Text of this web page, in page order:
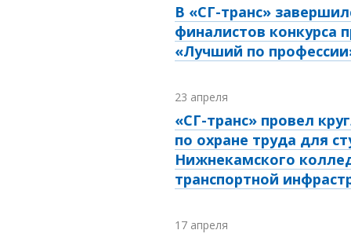
В «СГ-транс»
финалистов конкурса
«Лучший по
23 апреля
«СГ-транс» провел
по охране труда для
Нижнекамского
транспортной
17 апреля